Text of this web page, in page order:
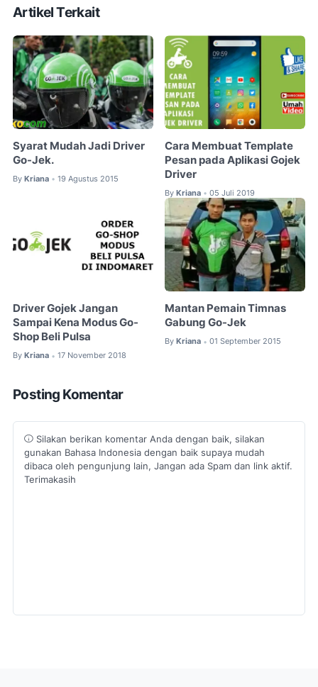
Artikel Terkait
Syarat Mudah Jadi Driver
Go-Jek.
By Kriana • 19 Agustus 2015
Cara Membuat Template
Pesan pada Aplikasi Gojek
Driver
By Kriana • 05 Juli 2019
Driver Gojek Jangan
Sampai Kena Modus Go-
Shop Beli Pulsa
By Kriana • 17 November 2018
Mantan Pemain Timnas
Gabung Go-Jek
By Kriana • 01 September 2015
Posting Komentar
Silakan berikan komentar Anda dengan baik, silakan
gunakan Bahasa Indonesia dengan baik supaya mudah
dibaca oleh pengunjung lain, Jangan ada Spam dan link aktif.
Terimakasih